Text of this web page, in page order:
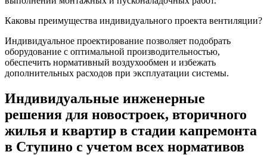
Каковы преимущества индивидуального проекта вентиляции?
Индивидуальное проектирование позволяет подобрать
оборудование с оптимальной производительностью,
обеспечить нормативный воздухообмен и избежать
дополнительных расходов при эксплуатации системы.
Индивидуальные инженерные
решения для новостроек, вторичного
жилья и квартир в стадии капремонта
в Ступино с учетом всех нормативов